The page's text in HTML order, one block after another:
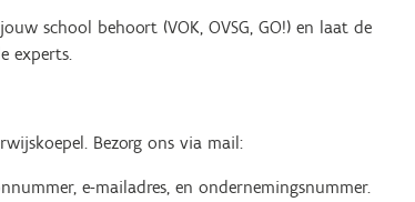
school behoort (VOK, OVSG, GO!) en laat de
experts.
Bezorg ons via mail:
e-mailadres, en ondernemingsnummer.